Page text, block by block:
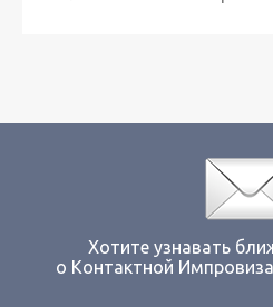
Хотите узнавать
о Контактной